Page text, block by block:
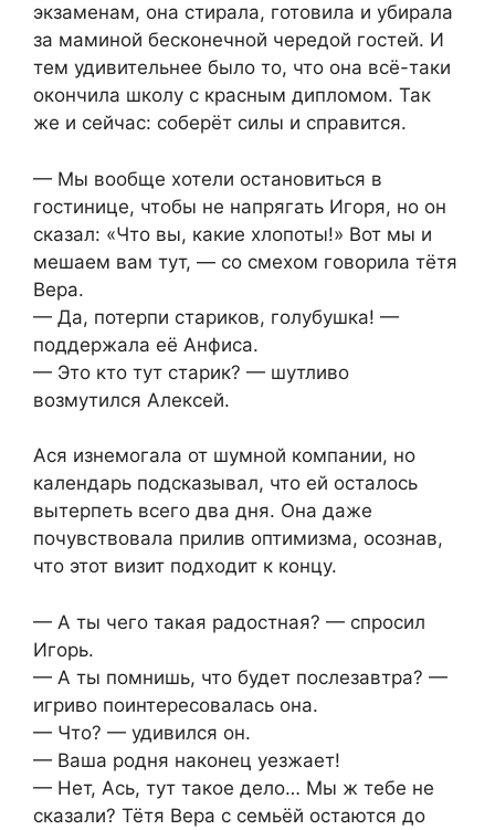
экзаменам, она стирала, готовила и убирала
за маминой бесконечной чередой гостей. И
тем удивительнее было то, что она всё-таки
окончила школу с красным дипломом. Так
же и сейчас: соберёт силы и справится.
— Мы вообще хотели остановиться в
гостинице, чтобы не напрягать Игоря, но он
сказал: «Что вы, какие хлопоты!» Вот мы и
мешаем вам тут, — со смехом говорила тётя
Вера.
— Да, потерпи стариков, голубушка! —
поддержала её Анфиса.
— Это кто тут старик? — шутливо
возмутился Алексей.
Ася изнемогала от шумной компании, но
календарь подсказывал, что ей осталось
вытерпеть всего два дня. Она даже
почувствовала прилив оптимизма, осознав,
что этот визит подходит к концу.
— А ты чего такая радостная? — спросил
Игорь.
— А ты помнишь, что будет послезавтра? —
игриво поинтересовалась она.
— Что? — удивился он.
— Ваша родня наконец уезжает!
— Нет, Ась, тут такое дело… Мы ж тебе не
сказали? Тётя Вера с семьёй остаются до